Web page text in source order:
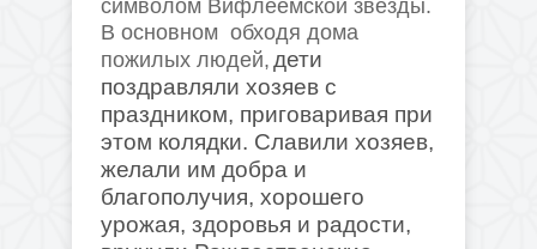
символом Вифлеемской звезды.
В основном обходя дома
пожилых людей, дети
поздравляли хозяев с
праздником, приговаривая при
этом колядки. Славили хозяев,
желали им добра и
благополучия, хорошего
урожая, здоровья и радости,